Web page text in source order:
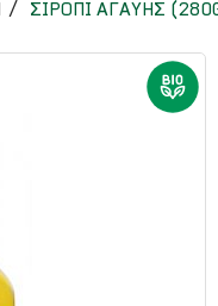
ΣΙΡΟΠΙ ΑΓΑΥΗΣ